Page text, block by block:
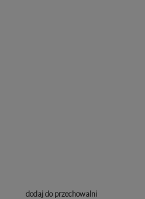
dodaj do przechowalni